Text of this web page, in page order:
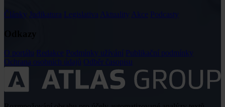
Články Judikatura Legislativa Aktuality Akce Podcasty
O portálu Redakce Podmínky užívání Publikační podmínky
Ochrana osobních údajů Odběr časopisu